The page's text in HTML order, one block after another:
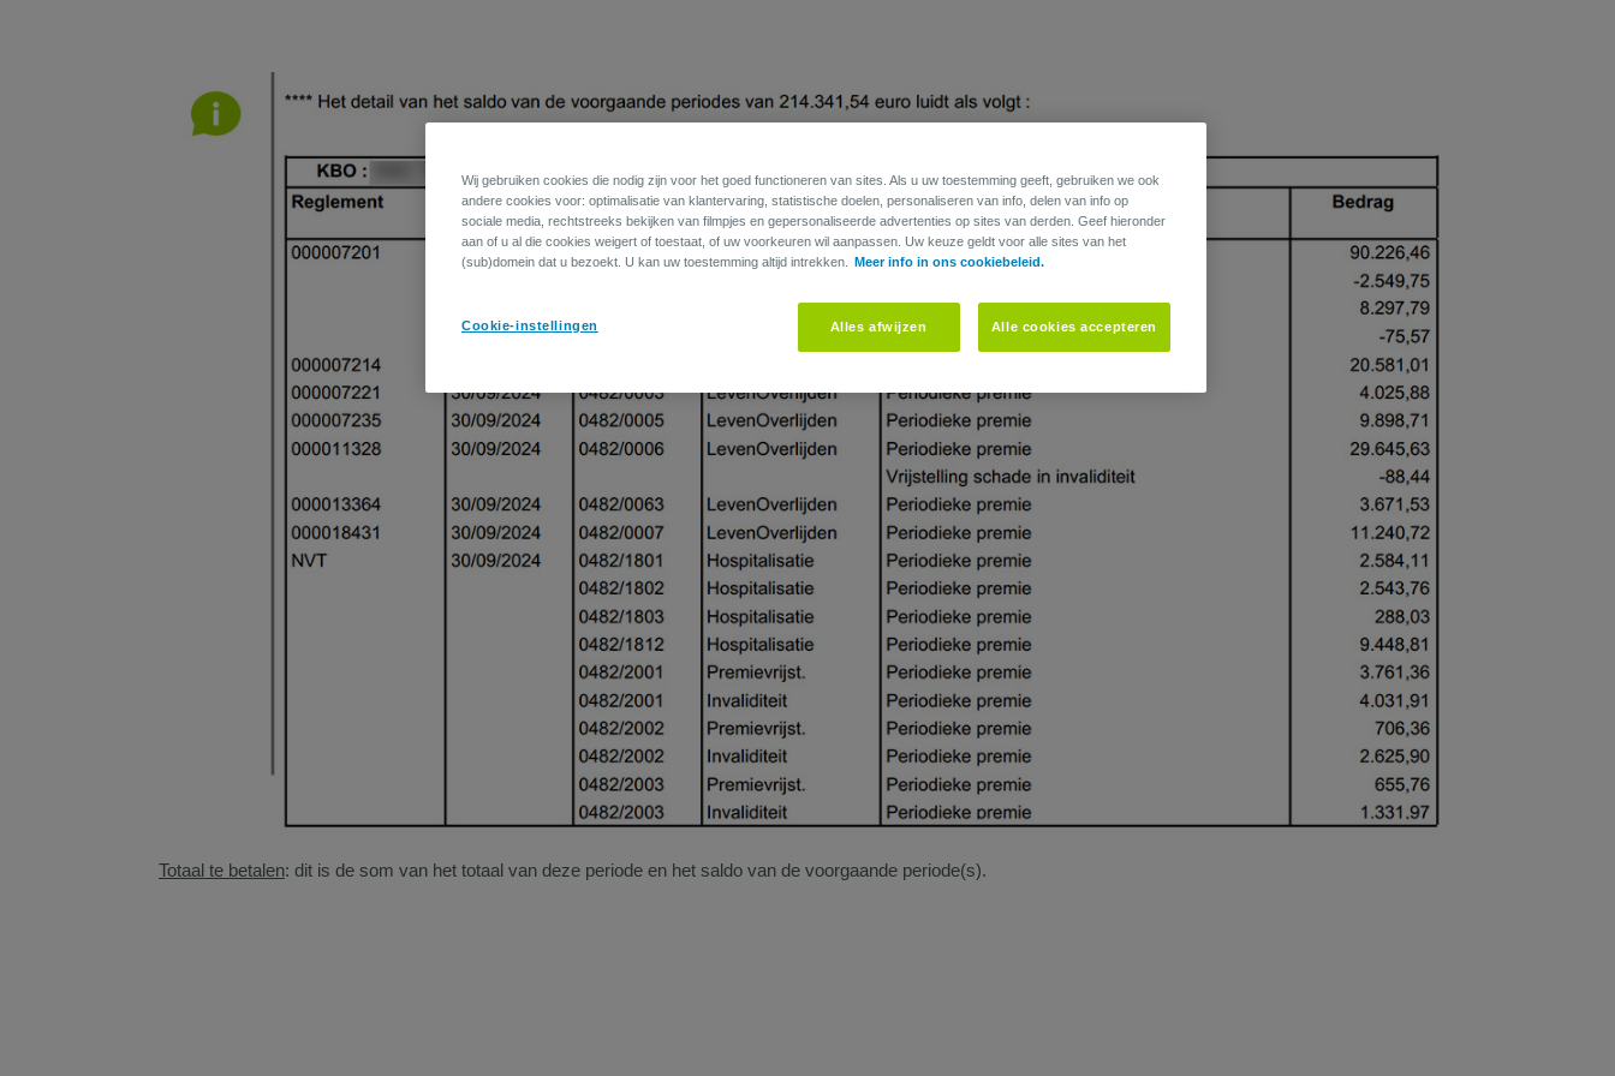
Totaal te betalen: dit is de som van het totaal van deze periode en het saldo van de voorgaande periode(s).
Wij gebruiken cookies die nodig zijn voor het goed functioneren van sites. Als u uw toestemming geeft, gebruiken we ook
andere cookies voor: optimalisatie van klantervaring, statistische doelen, personaliseren van info, delen van info op
sociale media, rechtstreeks bekijken van filmpjes en gepersonaliseerde advertenties op sites van derden. Geef hieronder
aan of u al die cookies weigert of toestaat, of uw voorkeuren wil aanpassen. Uw keuze geldt voor alle sites van het
(sub)domein dat u bezoekt. U kan uw toestemming altijd intrekken.
Meer info in ons cookiebeleid.
Cookie-instellingen Alles afwijzen Alle cookies accepteren